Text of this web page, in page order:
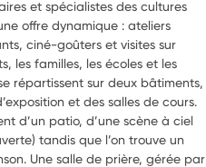
et spécialistes des cultures
offre dynamique : ateliers
ciné-goûters et visites sur
les familles, les écoles et les
répartissent sur deux bâtiments,
et des salles de cours.
d’un patio, d’une scène à ciel
tandis que l’on trouve un
Une salle de prière, gérée par